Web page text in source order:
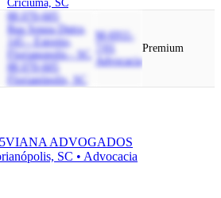
Criciúma, SC
88.070-605
Rua Souza Dutra,
145 - Estreito,
Florianopolis - SC,
88.070-605
Florianópolis, SC
M-6911-
Advocacia
Premium
VIANA ADVOGADOS
SC • Advocacia